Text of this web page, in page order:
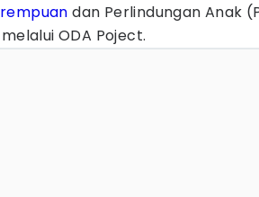
dan Perlindungan Anak
ODA Poject.